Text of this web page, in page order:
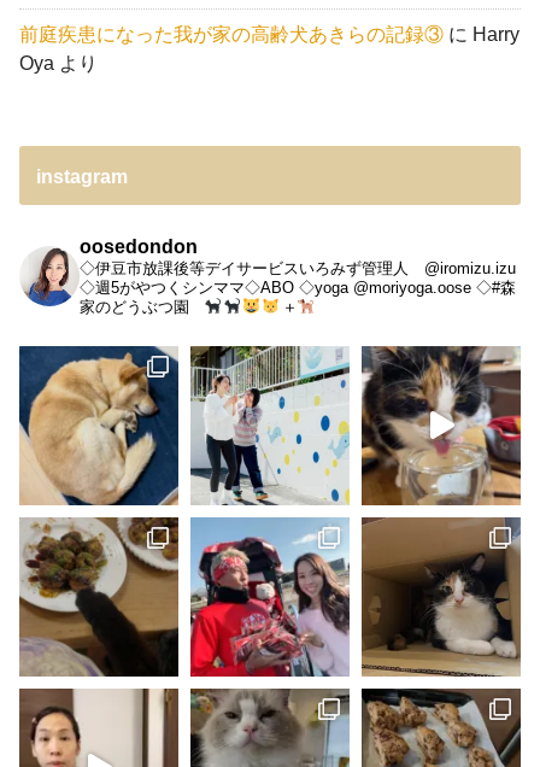
前庭疾患になった我が家の高齢犬あきらの記録③ に Harry
Oya より
instagram
oosedondon
◇伊豆市放課後等デイサービスいろみず管理人 @iromizu.izu
◇週5がやつくシンママ◇ABO ◇yoga @moriyoga.oose ◇#森
家のどうぶつ園
＋